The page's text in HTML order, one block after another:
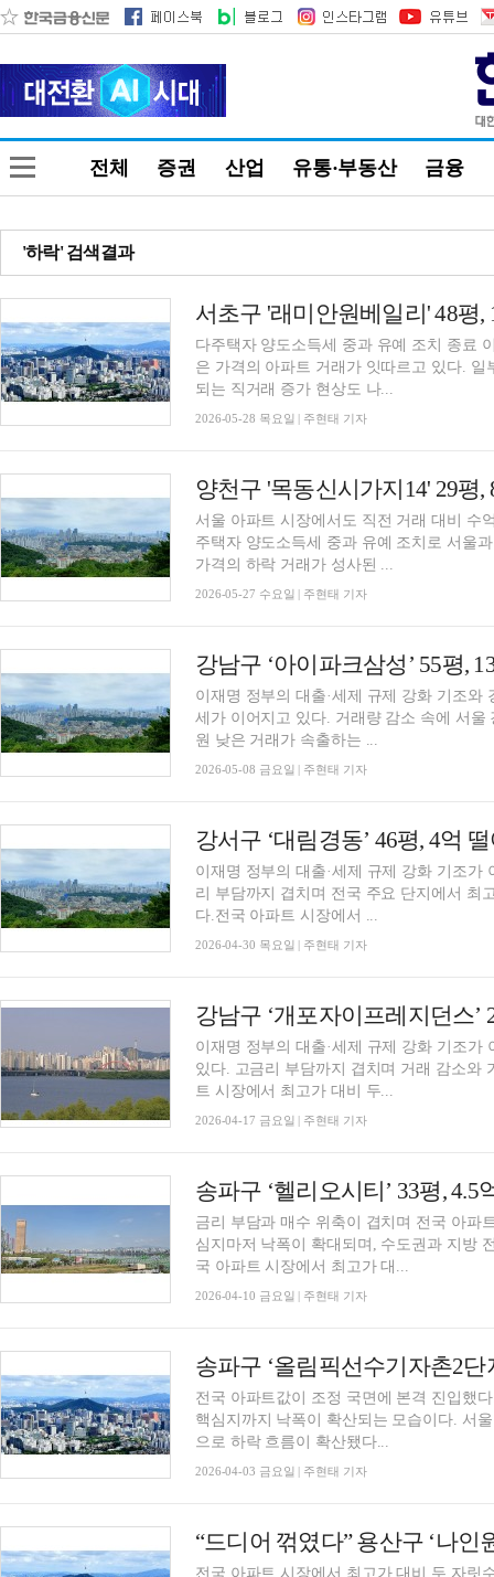
전체 증권 산업 유통·부동산 금융
'하락' 검색결과
다주택자 양도소득세 중과 유예 조치 종료
은 가격의 아파트 거래가 잇따르고 있다.
되는 직거래 증가 현상도 나...
2026-05-28 목요일 | 주현태 기자
서울 아파트 시장에서도 직전 거래 대비 수
주택자 양도소득세 중과 유예 조치로 서울
가격의 하락 거래가 성사된 ...
2026-05-27 수요일 | 주현태 기자
이재명 정부의 대출·세제 규제 강화 기조
세가 이어지고 있다. 거래량 감소 속에 서
원 낮은 거래가 속출하는 ...
2026-05-08 금요일 | 주현태 기자
강서구 ‘대림경동’ 46평, 4억
이재명 정부의 대출·세제 규제 강화 기조
리 부담까지 겹치며 전국 주요 단지에서 최
다.전국 아파트 시장에서 ...
2026-04-30 목요일 | 주현태 기자
이재명 정부의 대출·세제 규제 강화 기조
있다. 고금리 부담까지 겹치며 거래 감소와
트 시장에서 최고가 대비 두...
2026-04-17 금요일 | 주현태 기자
금리 부담과 매수 위축이 겹치며 전국 아파
심지마저 낙폭이 확대되며, 수도권과 지방
국 아파트 시장에서 최고가 대...
2026-04-10 금요일 | 주현태 기자
전국 아파트값이 조정 국면에 본격 진입했
핵심지까지 낙폭이 확산되는 모습이다. 서
으로 하락 흐름이 확산됐다...
2026-04-03 금요일 | 주현태 기자
전국 아파트 시장에서 최고가 대비 두 자릿